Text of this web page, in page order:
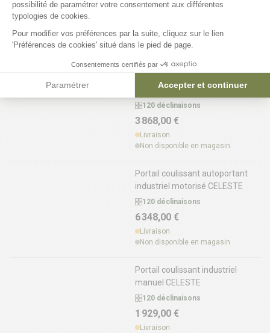
120 déclinaisons
Livraison
Non disponible en magasin
industriel motorisable CELESTE
120 déclinaisons
3 868,00 €
Livraison
Non disponible en magasin
Portail coulissant autoportant
industriel motorisé CELESTE
120 déclinaisons
6 348,00 €
Livraison
Non disponible en magasin
Portail coulissant industriel
manuel CELESTE
120 déclinaisons
1 929,00 €
Livraison
possibilité de paramétrer votre consentement aux différentes
typologies de cookies.
Pour modifier vos préférences par la suite, cliquez sur le lien
'Préférences de cookies' situé dans le pied de page.
Consentements certifiés par
Paramétrer Accepter et continuer